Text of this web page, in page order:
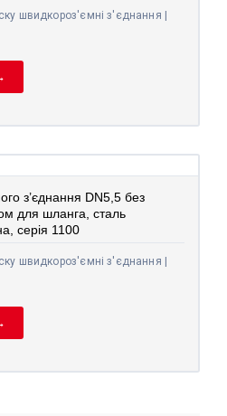
швидкороз'ємні з'єднання |
з’єднання DN5,5 без
для шланга, сталь
серія 1100
швидкороз'ємні з'єднання |